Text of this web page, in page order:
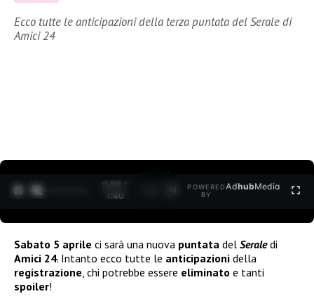
Ecco tutte le anticipazioni della terza puntata del Serale di
Amici 24
0:30 /
1:40
POWERED
BY
AdhubMedia
Sabato 5 aprile ci sarà una nuova puntata del Seraledi
Amici 24. Intanto ecco tutte le anticipazioni della
registrazione , chi potrebbe essere eliminato e tanti
spoiler!